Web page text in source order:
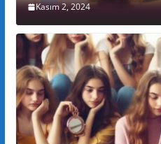
Kasım 2, 2024